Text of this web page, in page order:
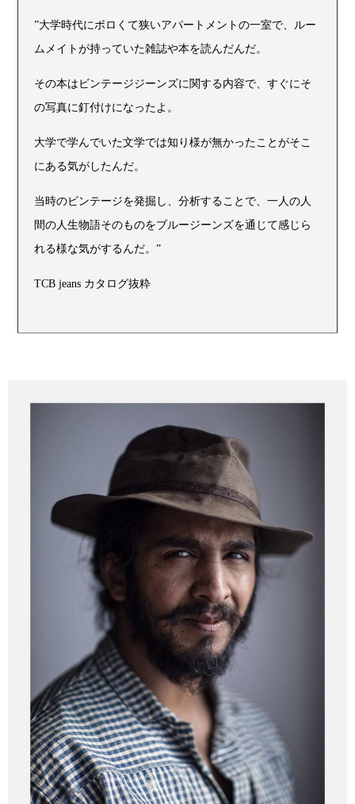
”大学時代にボロくて狭いアパートメントの一室で、ルー
ムメイトが持っていた雑誌や本を読んだんだ。
その本はビンテージジーンズに関する内容で、すぐにそ
の写真に釘付けになったよ。
大学で学んでいた文学では知り様が無かったことがそこ
にある気がしたんだ。
当時のビンテージを発掘し、分析することで、一人の人
間の人生物語そのものをブルージーンズを通じて感じら
れる様な気がするんだ。”
TCB jeans カタログ抜粋